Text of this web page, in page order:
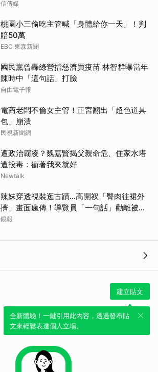
信傳媒
桃園小三偷吃主管喊「身體給你一天」！判
賠50萬
EBC 東森新聞
國民黨曾轟綠營擋慈濟買疫苗 林智群曝當年
陳時中「這句話」打臉
自由電子報
電商老闆不倫女主管！正宮翻出「超色道具
包」崩潰
民視新聞網
遭政治霸凌？魏嘉賢揭父親命危、住家水塔
遭投毒：衝著我來就好
Newtalk
辣妹穿透視裝逛古蹟…高開衩「臀肉往裙外
擠」畫面瘋傳！導覽員「一句話」勸離被狂
讚
鏡報
建立貼文
全新體驗！一鍵引用此內容，透過發布貼
文來輕鬆表達個人立場。